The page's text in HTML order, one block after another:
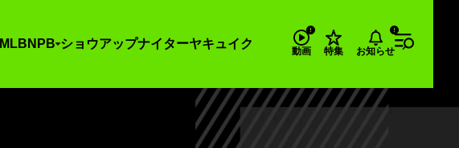
MLB NPB ショウアップナイターヤキュイク
動画 特集 お知らせ